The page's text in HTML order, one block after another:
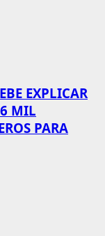
EXPLICAR
MIL
PARA